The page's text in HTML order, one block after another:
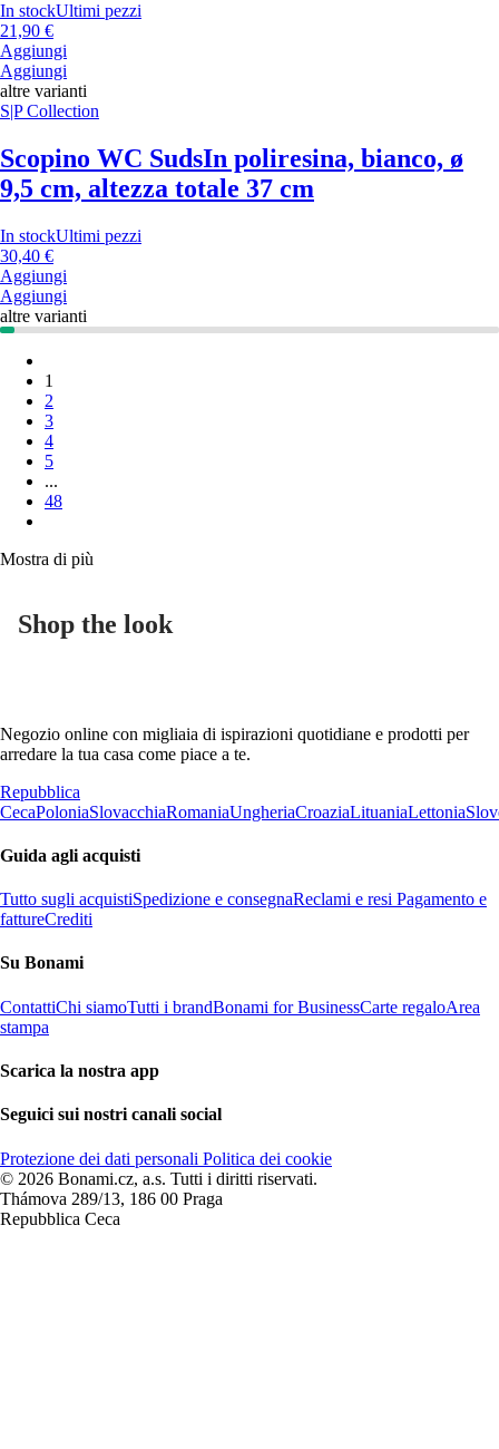
In stockUltimi pezzi
21,90 €
Aggiungi
Aggiungi
altre varianti
S|P Collection
Scopino WC SudsIn poliresina, bianco, ø
9,5 cm, altezza totale 37 cm
In stockUltimi pezzi
30,40 €
Aggiungi
Aggiungi
altre varianti
1
2
3
4
5
...
48
Mostra di più
Shop the look
Negozio online con migliaia di ispirazioni quotidiane e prodotti per
arredare la tua casa come piace a te.
Repubblica
CecaPoloniaSlovacchiaRomaniaUngheriaCroaziaLituaniaLettonia
Guida agli acquisti
Tutto sugli acquistiSpedizione e consegnaReclami e resi Pagamento e
fattureCrediti
Su Bonami
ContattiChi siamoTutti i brandBonami for BusinessCarte regaloArea
stampa
Scarica la nostra app
Seguici sui nostri canali social
Protezione dei dati personali Politica dei cookie
© 2026 Bonami.cz, a.s. Tutti i diritti riservati.
Thámova 289/13, 186 00 Praga
Repubblica Ceca